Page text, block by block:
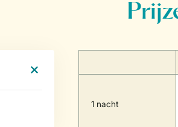
1 nacht